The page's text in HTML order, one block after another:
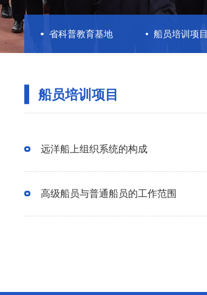
省科普教育基地 船员培训项目
船员培训项目
远洋船上组织系统的构成
高级船员与普通船员的工作范围